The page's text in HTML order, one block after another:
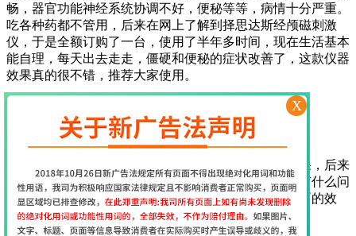
畅，器官功能神经系统协调不好，便秘等等，病情十分严重。
吃各种药都不管用，后来在网上了解到择思达斯经颅磁刺激
仪，于是全额订购了一台，使用了半年多时间，现在生活基本
能自理，每天出去走走，僵硬和便秘的症状改善了，这款仪器
效果真的很不错，推荐大家使用。
2017年7月29日 17:13 经颅磁网友 [江苏省南京市
一开始使用这个仪器还挺担心的，担心不会用没有效果，后来
收到货后老师第一时间就给出了指导，服务很周到，有什么问
题老师也会第一时间回复，很贴心，坚持使用期待后面的效
果…
X